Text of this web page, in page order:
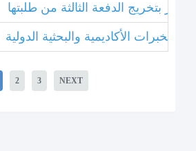
بتخريج الدفعة الثالثة من طلبتها
2 3 NEXT